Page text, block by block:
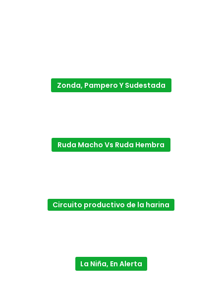
Zonda, Pampero Y Sudestada
Ruda Macho Vs Ruda Hembra
Circuito productivo de la harina
La Niña, En Alerta